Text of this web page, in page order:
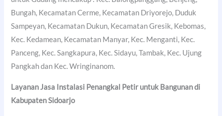
Bungah, Kecamatan Cerme, Kecamatan Driyorejo, Duduk
Sampeyan, Kecamatan Dukun, Kecamatan Gresik, Kebomas,
Kec. Kedamean, Kecamatan Manyar, Kec. Menganti, Kec.
Panceng, Kec. Sangkapura, Kec. Sidayu, Tambak, Kec. Ujung
Pangkah dan Kec. Wringinanom.
Layanan Jasa Instalasi Penangkal Petir untuk Bangunan di
Kabupaten Sidoarjo